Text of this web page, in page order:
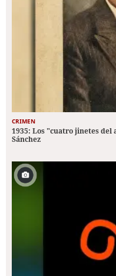
CRIMEN
1935: Los "cuatro jinetes del
Sánchez